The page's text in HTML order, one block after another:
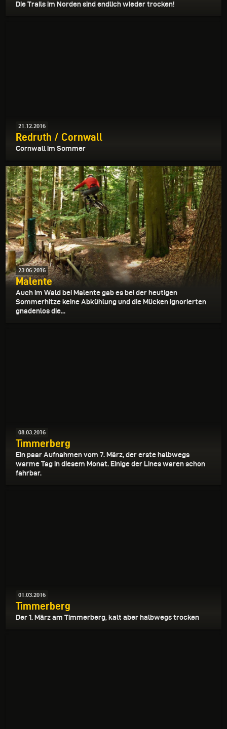
Die Trails im Norden sind endlich wieder trocken!
21.12.2016
Redruth / Cornwall
Cornwall im Sommer
23.06.2016
Malente
Auch im Wald bei Malente gab es bei der heutigen
Sommerhitze keine Abkühlung und die Mücken ignorierten
gnadenlos die...
08.03.2016
Timmerberg
Ein paar Aufnahmen vom 7. März, der erste halbwegs
warme Tag in diesem Monat. Einige der Lines waren schon
fahrbar.
01.03.2016
Timmerberg
Der 1. März am Timmerberg, kalt aber halbwegs trocken